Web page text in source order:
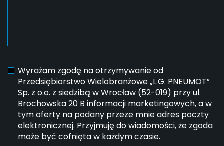
Wyrażam zgodę na otrzymywanie od
Przedsiębiorstwo Wielobranżowe „L.G. PNEUMOT”
Sp. z o.o. z siedzibą w Wrocław (52-019) przy ul.
Brochowska 20 B informacji marketingowych, a w
tym oferty na podany przeze mnie adres poczty
elektronicznej. Przyjmuję do wiadomości, że zgoda
może być cofnięta w każdym czasie.